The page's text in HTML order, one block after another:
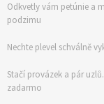
Odkvetly vám petúnie a
podzimu
Nechte plevel schválně
Stačí provázek a pár
zadarmo